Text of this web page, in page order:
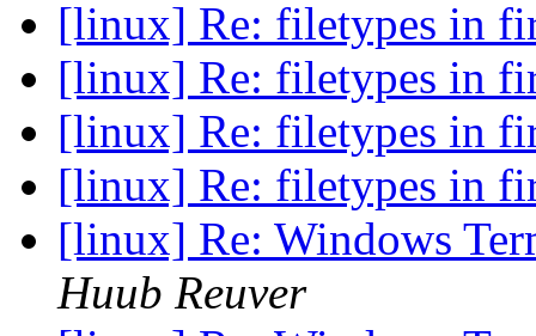
[linux] Re: filetypes in
[linux] Re: filetypes in
[linux] Re: filetypes in
[linux] Re: filetypes in
[linux] Re: Windows
Huub Reuver